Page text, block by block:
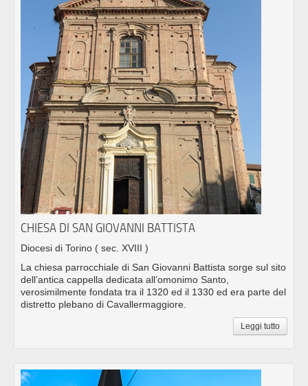
CHIESA DI SAN GIOVANNI BATTISTA
Diocesi di Torino ( sec. XVIII )
La chiesa parrocchiale di San Giovanni Battista sorge sul sito
dell’antica cappella dedicata all’omonimo Santo,
verosimilmente fondata tra il 1320 ed il 1330 ed era parte del
distretto plebano di Cavallermaggiore.
Leggi tutto